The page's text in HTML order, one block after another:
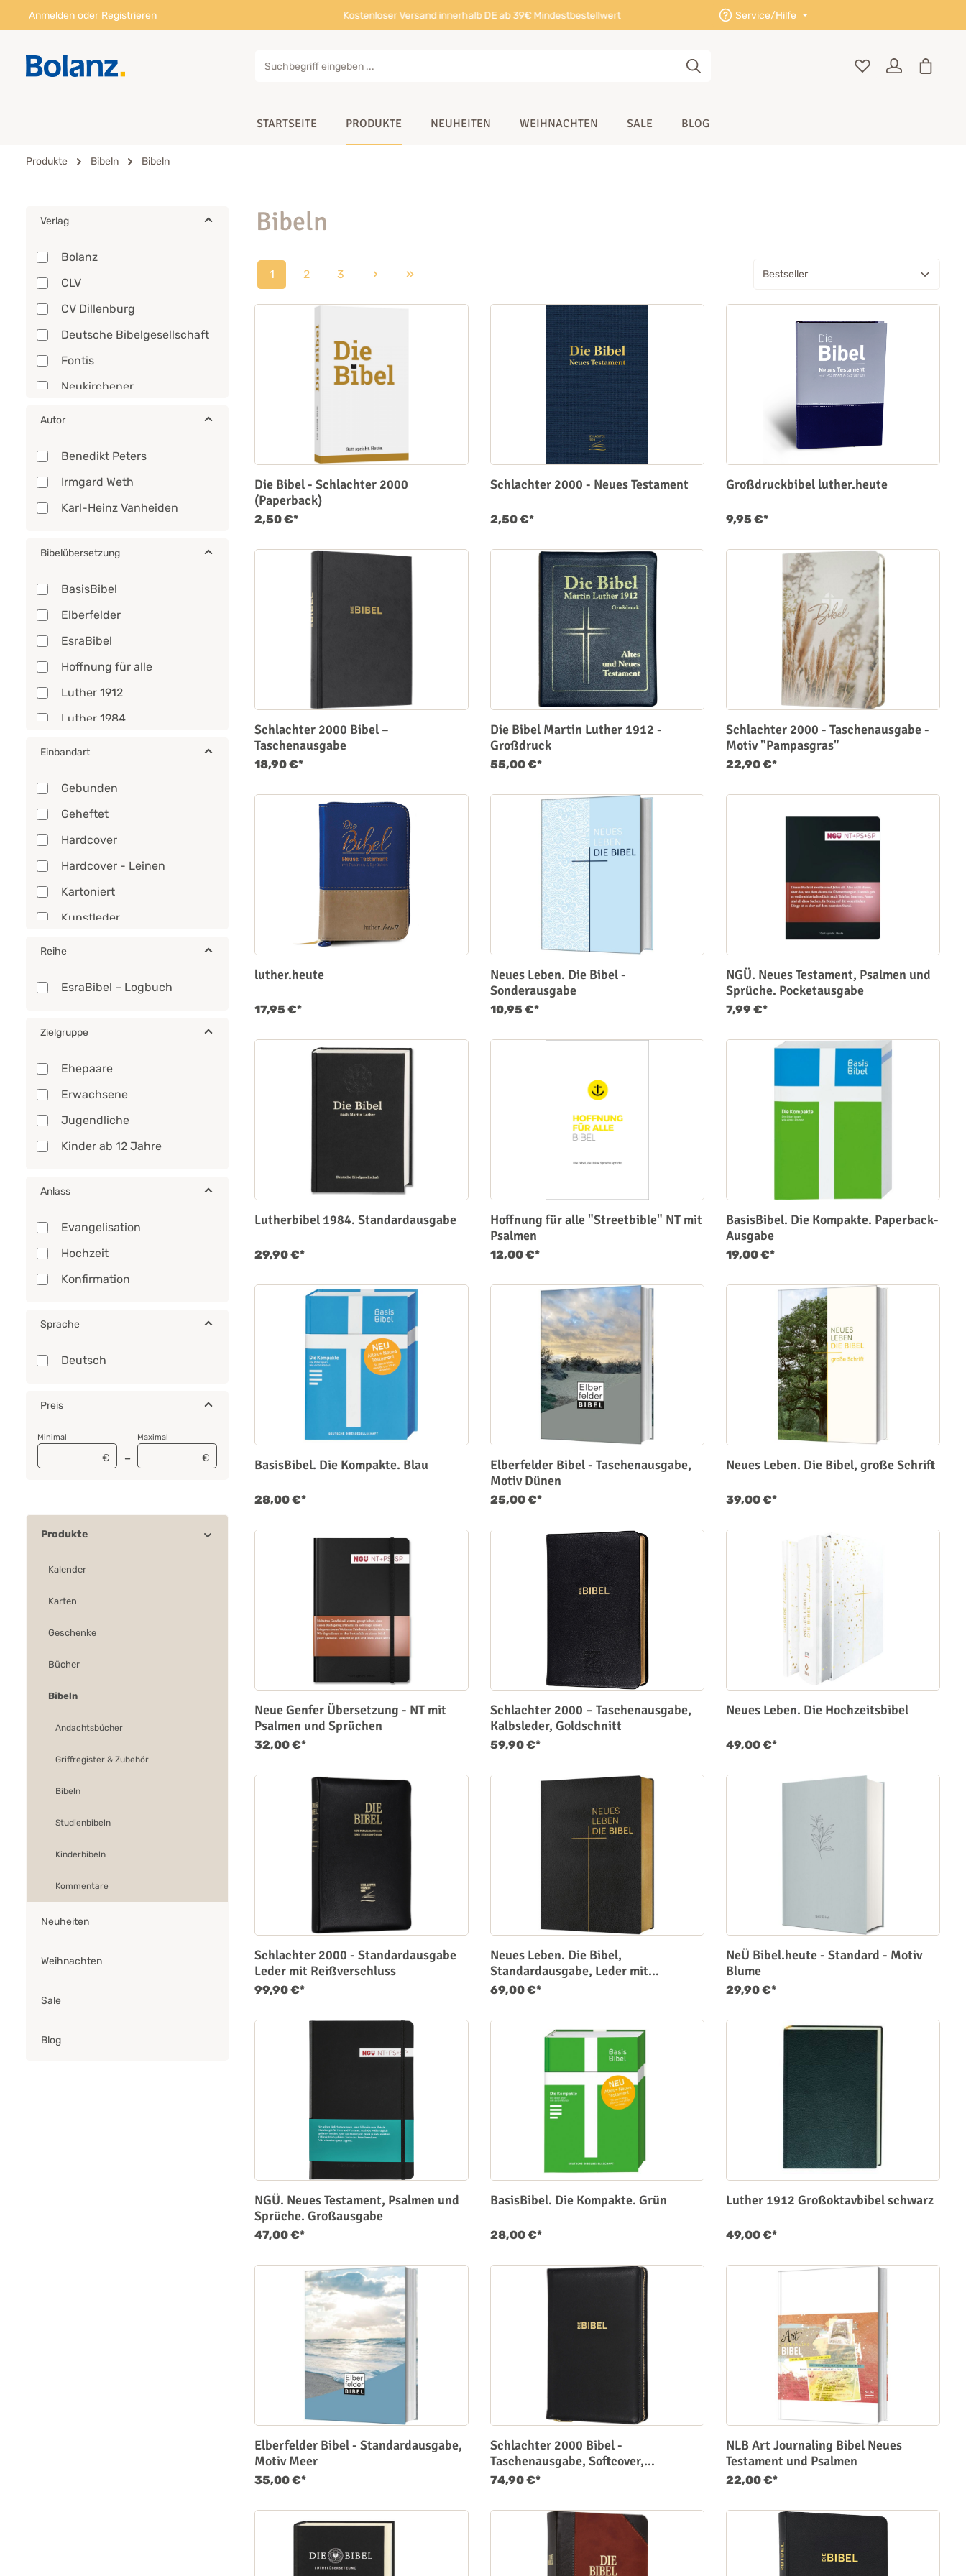
Anmelden oder Registrieren Kostenloser Versand innerhalb DE ab 39€ Mindestbestellwert Service/Hilfe
STARTSEITE PRODUKTE NEUHEITEN WEIHNACHTEN SALE BLOG
Produkte Bibeln Bibeln
Verlag
Bolanz
CLV
CV Dillenburg
Deutsche Bibelgesellschaft
Fontis
Neukirchener
SCM
Autor
Benedikt Peters
Irmgard Weth
Karl-Heinz Vanheiden
Bibelübersetzung
BasisBibel
Elberfelder
EsraBibel
Hoffnung für alle
Luther 1912
Luther 1984
Neue Genfer Übersetzung
Neues Leben
NeÜ bibel.heute
Schlachter 2000
luther.heute
Einbandart
Gebunden
Geheftet
Hardcover
Hardcover - Leinen
Kartoniert
Kunstleder
Paperback
Taschenbuch
Reihe
EsraBibel – Logbuch
Zielgruppe
Ehepaare
Erwachsene
Jugendliche
Kinder ab 12 Jahre
Anlass
Evangelisation
Hochzeit
Konfirmation
Sprache
Deutsch
Preis
Minimal
€ –
Maximal
€
Produkte
Kalender
Karten
Geschenke
Bücher
Bibeln
Andachtsbücher
Griffregister & Zubehör
Bibeln
Studienbibeln
Kinderbibeln
Kommentare
Neuheiten
Weihnachten
Sale
Blog
Bibeln
1 2 3
Die Bibel - Schlachter 2000
(Paperback)
2,50 €*
Schlachter 2000 - Neues Testament
2,50 €*
Großdruckbibel luther.heute
9,95 €*
Schlachter 2000 Bibel –
Taschenausgabe
18,90 €*
Die Bibel Martin Luther 1912 -
Großdruck
55,00 €*
Schlachter 2000 - Taschenausgabe -
Motiv "Pampasgras"
22,90 €*
luther.heute
17,95 €*
Neues Leben. Die Bibel -
Sonderausgabe
10,95 €*
NGÜ. Neues Testament, Psalmen und
Sprüche. Pocketausgabe
7,99 €*
Lutherbibel 1984. Standardausgabe
29,90 €*
Hoffnung für alle "Streetbible" NT mit
Psalmen
12,00 €*
BasisBibel. Die Kompakte. Paperback-
Ausgabe
19,00 €*
BasisBibel. Die Kompakte. Blau
28,00 €*
Elberfelder Bibel - Taschenausgabe,
Motiv Dünen
25,00 €*
Neues Leben. Die Bibel, große Schrift
39,00 €*
Neue Genfer Übersetzung - NT mit
Psalmen und Sprüchen
32,00 €*
Schlachter 2000 – Taschenausgabe,
Kalbsleder, Goldschnitt
59,90 €*
Neues Leben. Die Hochzeitsbibel
49,00 €*
Schlachter 2000 - Standardausgabe
Leder mit Reißverschluss
99,90 €*
Neues Leben. Die Bibel,
Standardausgabe, Leder mit
Goldschnitt
69,00 €*
NeÜ Bibel.heute - Standard - Motiv
Blume
29,90 €*
NGÜ. Neues Testament, Psalmen und
Sprüche. Großausgabe
47,00 €*
BasisBibel. Die Kompakte. Grün
28,00 €*
Luther 1912 Großoktavbibel schwarz
49,00 €*
Elberfelder Bibel - Standardausgabe,
Motiv Meer
35,00 €*
Schlachter 2000 Bibel -
Taschenausgabe, Softcover,
Goldschnitt, Reißverschluss,
74,90 €*
NLB Art Journaling Bibel Neues
Testament und Psalmen
22,00 €*